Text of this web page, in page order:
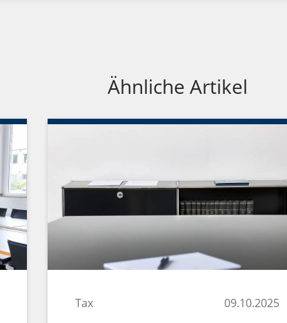
Ähnliche Artikel
Tax 09.10.2025